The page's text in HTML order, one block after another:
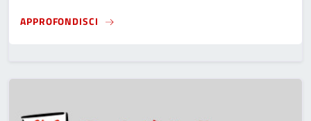
APPROFONDISCI CFP MOBILITÀ E TUTELA DELLE